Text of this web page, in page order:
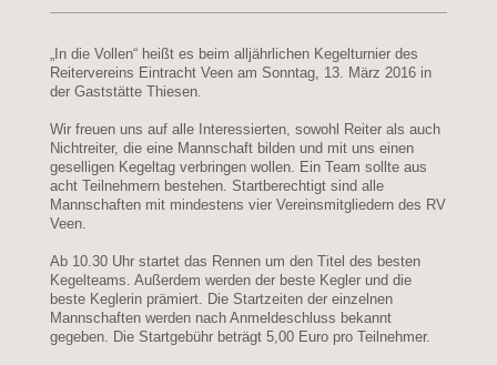
„In die Vollen“ heißt es beim alljährlichen Kegelturnier des
Reitervereins Eintracht Veen am Sonntag, 13. März 2016 in
der Gaststätte Thiesen.
Wir freuen uns auf alle Interessierten, sowohl Reiter als auch
Nichtreiter, die eine Mannschaft bilden und mit uns einen
geselligen Kegeltag verbringen wollen. Ein Team sollte aus
acht Teilnehmern bestehen. Startberechtigt sind alle
Mannschaften mit mindestens vier Vereinsmitgliedern des RV
Veen.
Ab 10.30 Uhr startet das Rennen um den Titel des besten
Kegelteams. Außerdem werden der beste Kegler und die
beste Keglerin prämiert. Die Startzeiten der einzelnen
Mannschaften werden nach Anmeldeschluss bekannt
gegeben. Die Startgebühr beträgt 5,00 Euro pro Teilnehmer.